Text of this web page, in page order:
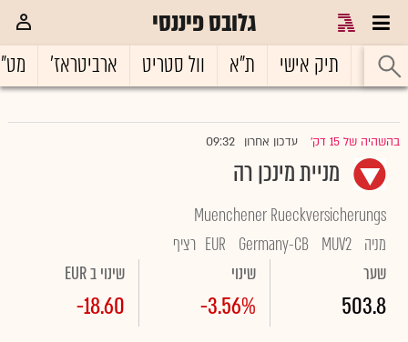
גלובס פיננסי
ראשי תיק אישי ת"א וול סטריט ארביטראז'
בהשהיה של 15 דק' עדכון אחרון 09:32
מניית מינכן רה
Muenchener Rueckversicherungs
מניה MUV2
Germany-CB
EUR רציף
שער
503.8
שינוי
-3.56%
שינוי ב EUR
-18.60